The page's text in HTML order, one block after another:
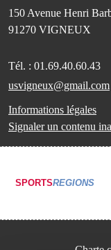
150 Avenue Henri
91270 VIGNEUX
Tél. : 01.69.40.60.43
usvigneux@gmail.com
Informations légales
Signaler un contenu
SPORTSREGIONS